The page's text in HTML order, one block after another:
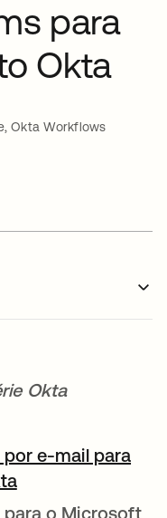
para
Okta
Okta Workflows
Okta
por e-mail para
abre em uma
para o Microsoft